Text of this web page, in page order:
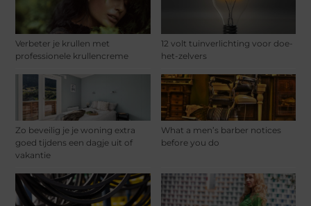
Verbeter je krullen met
professionele krullencreme
12 volt tuinverlichting voor doe-
het-zelvers
Zo beveilig je je woning extra
goed tijdens een dagje uit of
vakantie
What a men’s barber notices
before you do